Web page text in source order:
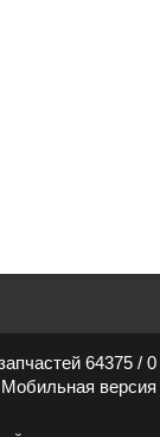
64375 / 0
Мобильная версия